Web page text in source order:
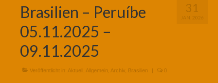
31
JAN. 2026
Brasilien – Peruíbe
05.11.2025 –
09.11.2025
Veröffentlicht in: Aktuell Allgemein Archiv Brasilien | 0